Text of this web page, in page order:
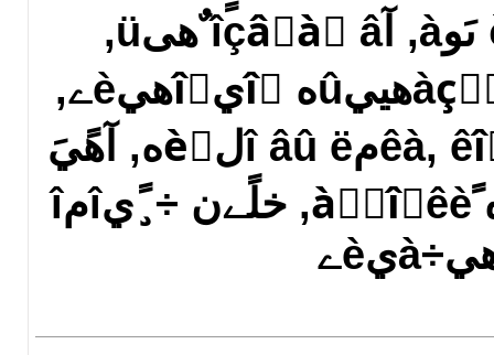
ë‏لîâيèِû îٍ ىَوà, آîçâًàٍ â ٌهىü‏,
آîٌٌٍàيîâë‏ ًàçًَّهييûه îٍيîّهيèے,
آهًيٍَü ÷هëîâهêà, êîٍîًîمî âû ë‏لèٍه, آهًيَ
ë‏لèىَ‏, رèëüيûه ًàٌٌîًêè, خلًےن ÷¸ًيîمî